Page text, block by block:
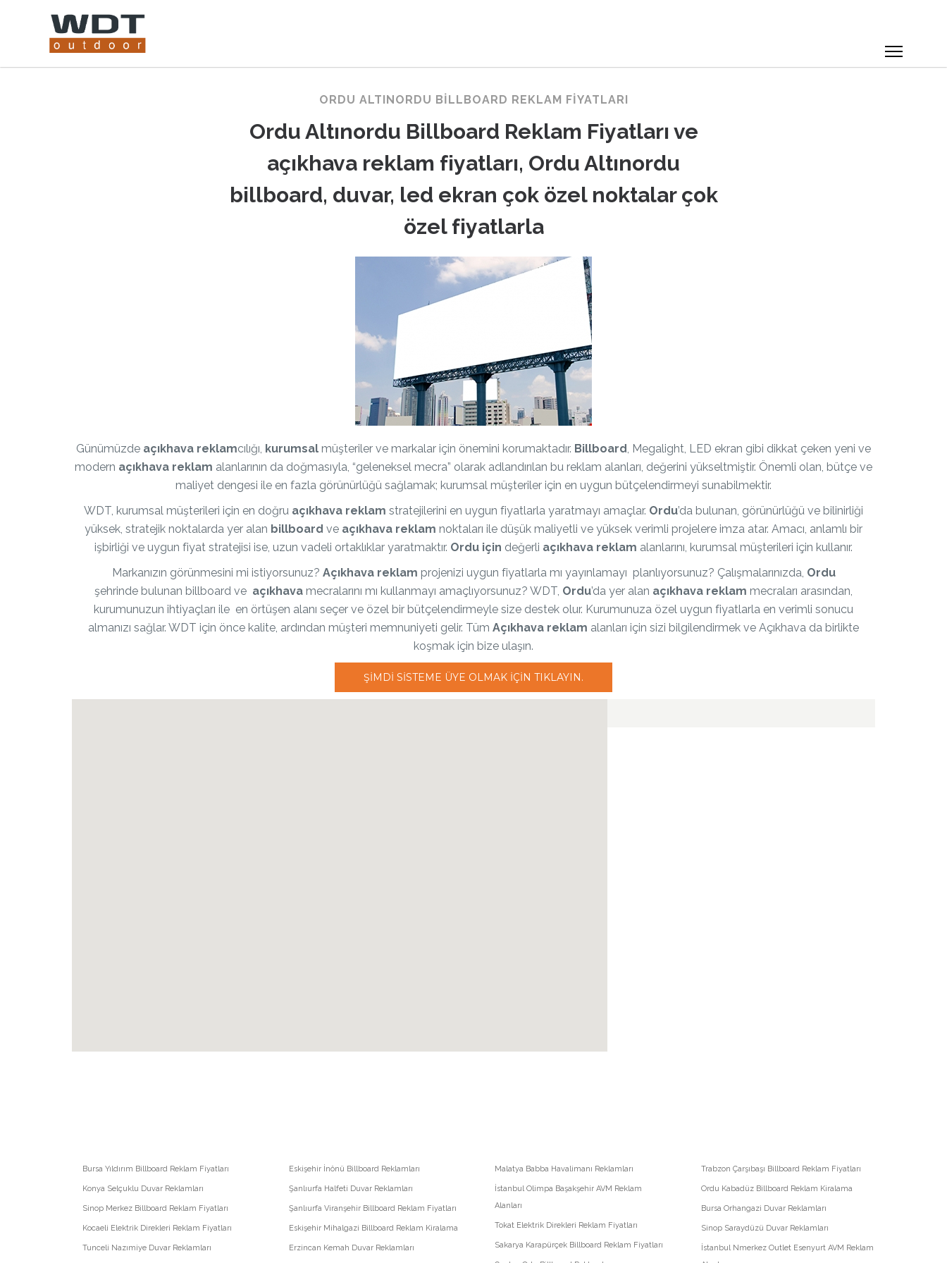
ORDU ALTINORDU BILLBOARD REKLAM FIYATLARI
Ordu Altınordu Billboard Reklam Fiyatları ve
açıkhava reklam fiyatları, Ordu Altınordu
billboard, duvar, led ekran çok özel noktalar çok
özel fiyatlarla
Günümüzde açıkhava reklamcılığı, kurumsal müşteriler ve markalar için önemini korumaktadır. Billboard, Megalight, LED ekran gibi dikkat çeken yeni ve
modern açıkhava reklam alanlarının da doğmasıyla, “geleneksel mecra” olarak adlandırılan bu reklam alanları, değerini yükseltmiştir. Önemli olan, bütçe ve
maliyet dengesi ile en fazla görünürlüğü sağlamak; kurumsal müşteriler için en uygun bütçelendirmeyi sunabilmektir.
WDT, kurumsal müşterileri için en doğru açıkhava reklam stratejilerini en uygun fiyatlarla yaratmayı amaçlar. Ordu’da bulunan, görünürlüğü ve bilinirliği
yüksek, stratejik noktalarda yer alan billboard ve açıkhava reklam noktaları ile düşük maliyetli ve yüksek verimli projelere imza atar. Amacı, anlamlı bir
işbirliği ve uygun fiyat stratejisi ise, uzun vadeli ortaklıklar yaratmaktır. Ordu için değerli açıkhava reklam alanlarını, kurumsal müşterileri için kullanır.
Markanızın görünmesini mi istiyorsunuz? Açıkhava reklam projenizi uygun fiyatlarla mı yayınlamayı planlıyorsunuz? Çalışmalarınızda, Ordu
şehrinde bulunan billboard ve açıkhava mecralarını mı kullanmayı amaçlıyorsunuz? WDT, Ordu’da yer alan açıkhava reklam mecraları arasından,
kurumunuzun ihtiyaçları ile en örtüşen alanı seçer ve özel bir bütçelendirmeyle size destek olur. Kurumunuza özel uygun fiyatlarla en verimli sonucu
almanızı sağlar. WDT için önce kalite, ardından müşteri memnuniyeti gelir. Tüm Açıkhava reklam alanları için sizi bilgilendirmek ve Açıkhava da birlikte
koşmak için bize ulaşın.
ŞIMDI SISTEME ÜYE OLMAK IÇIN TIKLAYIN.
Bursa Yıldırım Billboard Reklam Fiyatları
Konya Selçuklu Duvar Reklamları
Sinop Merkez Billboard Reklam Fiyatları
Kocaeli Elektrik Direkleri Reklam Fiyatları
Tunceli Nazımiye Duvar Reklamları
Eskişehir İnönü Billboard Reklamları
Şanlıurfa Halfeti Duvar Reklamları
Şanlıurfa Viranşehir Billboard Reklam Fiyatları
Eskişehir Mihalgazi Billboard Reklam Kiralama
Erzincan Kemah Duvar Reklamları
Malatya Babba Havalimanı Reklamları
İstanbul Olimpa Başakşehir AVM Reklam
Alanları
Tokat Elektrik Direkleri Reklam Fiyatları
Sakarya Karapürçek Billboard Reklam Fiyatları
Trabzon Çarşıbaşı Billboard Reklam Fiyatları
Ordu Kabadüz Billboard Reklam Kiralama
Bursa Orhangazi Duvar Reklamları
Sinop Saraydüzü Duvar Reklamları
İstanbul Nmerkez Outlet Esenyurt AVM Reklam